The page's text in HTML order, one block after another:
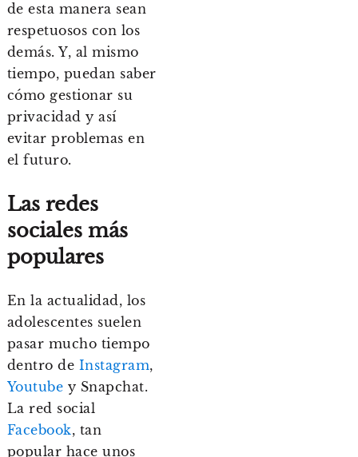
de esta manera sean
respetuosos con los
demás. Y, al mismo
tiempo, puedan saber
cómo gestionar su
privacidad y así
evitar problemas en
el futuro.
Las redes
sociales más
populares
En la actualidad, los
adolescentes suelen
pasar mucho tiempo
dentro de Instagram,
Youtube y Snapchat.
La red social
Facebook, tan
popular hace unos